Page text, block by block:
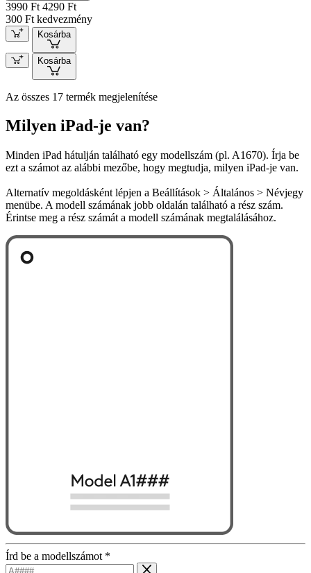
3990 Ft 4290 Ft
300 Ft kedvezmény
Kosárba
Kosárba
Az összes 17 termék megjelenítése
Milyen iPad-je van?
Minden iPad hátulján található egy modellszám (pl. A1670). Írja be
ezt a számot az alábbi mezőbe, hogy megtudja, milyen iPad-je van.
Alternatív megoldásként lépjen a Beállítások > Általános > Névjegy
menübe. A modell számának jobb oldalán található a rész szám.
Érintse meg a rész számát a modell számának megtalálásához.
Írd be a modellszámot *